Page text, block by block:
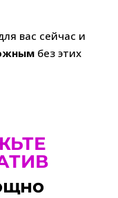
вас сейчас и
без этих